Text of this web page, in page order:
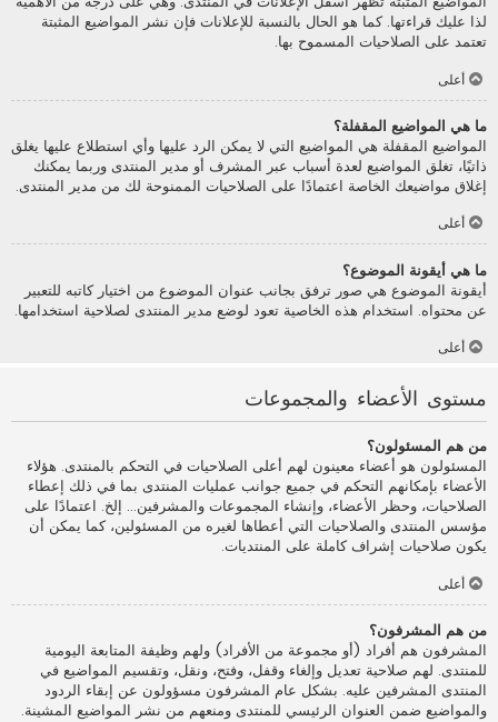
لذا عليك قراءتها. كما هو الحال بالنسبة للإعلانات فإن نشر المواضيع المثبتة
تعتمد على الصلاحيات المسموح بها.
أعلى
ما هي المواضيع المقفلة؟
المواضيع المقفلة هي المواضيع التي لا يمكن الرد عليها وأي استطلاع عليها يغلق
ذاتيًا، تغلق المواضيع لعدة أسباب عبر المشرف أو مدير المنتدى وربما يمكنك
إغلاق مواضيعك الخاصة اعتمادًا على الصلاحيات الممنوحة لك من مدير المنتدى.
أعلى
ما هي أيقونة الموضوع؟
أيقونة الموضوع هي صور ترفق بجانب عنوان الموضوع من اختيار كاتبه للتعبير
عن محتواه. استخدام هذه الخاصية تعود لوضع مدير المنتدى لصلاحية استخدامها.
أعلى
مستوى الأعضاء والمجموعات
من هم المسئولون؟
المسئولون هو أعضاء معينون لهم أعلى الصلاحيات في التحكم بالمنتدى. هؤلاء
الأعضاء بإمكانهم التحكم في جميع جوانب عمليات المنتدى بما في ذلك إعطاء
الصلاحيات، وحظر الأعضاء، وإنشاء المجموعات والمشرفين... إلخ. اعتمادًا على
مؤسس المنتدى والصلاحيات التي أعطاها لغيره من المسئولين، كما يمكن أن
يكون صلاحيات إشراف كاملة على المنتديات.
أعلى
من هم المشرفون؟
المشرفون هم أفراد (أو مجموعة من الأفراد) ولهم وظيفة المتابعة اليومية
للمنتدى. لهم صلاحية تعديل وإلغاء وقفل، وفتح، ونقل، وتقسيم المواضيع في
المنتدى المشرفين عليه. بشكل عام المشرفون مسؤولون عن إبقاء الردود
والمواضيع ضمن العنوان الرئيسي للمنتدى ومنعهم من نشر المواضيع المشينة.